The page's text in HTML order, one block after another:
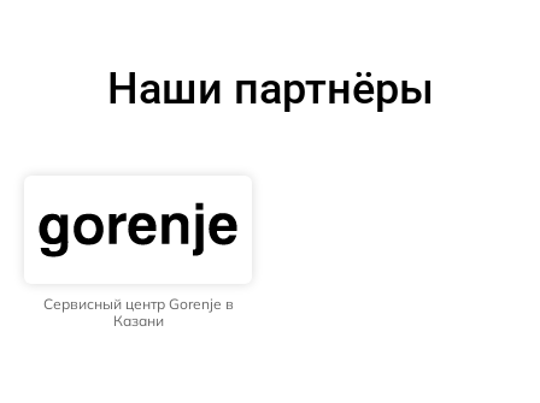
Наши партнёры
Сервисный центр Gorenje в
Казани